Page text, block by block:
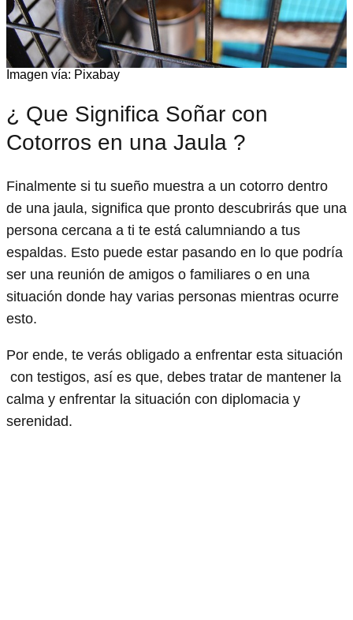
Imagen vía: Pixabay
¿ Que Significa Soñar con
Cotorros en una Jaula ?
Finalmente si tu sueño muestra a un cotorro dentro
de una jaula, significa que pronto descubrirás que una
persona cercana a ti te está calumniando a tus
espaldas. Esto puede estar pasando en lo que podría
ser una reunión de amigos o familiares o en una
situación donde hay varias personas mientras ocurre
esto.
Por ende, te verás obligado a enfrentar esta situación
con testigos, así es que, debes tratar de mantener la
calma y enfrentar la situación con diplomacia y
serenidad.